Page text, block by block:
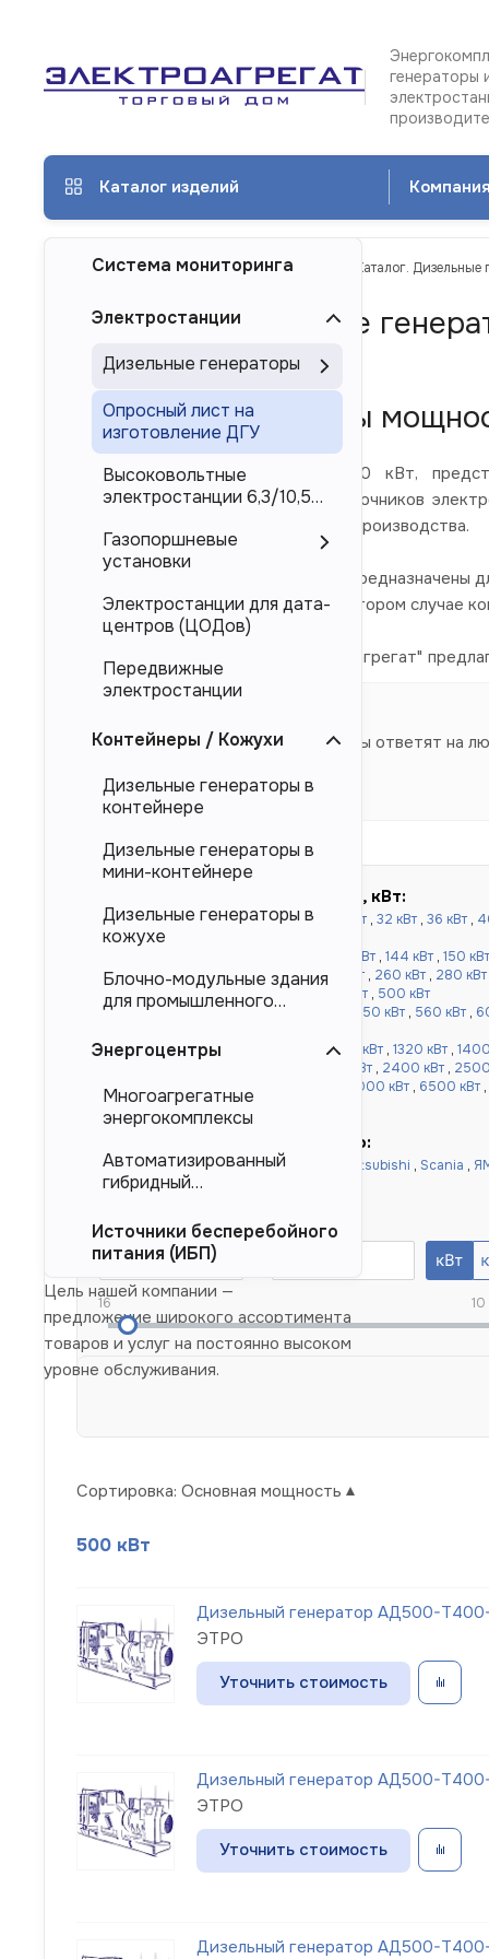
генераторы
Каталог изделий
ТД Электроагрегат Каталог изделий Каталог.
Каталог. Дизельные
Красноярске
Дизель-генераторы
Дизельные электростанции 500 кВт,
электроснабжения в качестве источников
Doosan, Deutz, так и и китайского производства.
Представленные в каталоге ДЭС предназначены
магистральных электросетей. Во втором
Компания "Торговый Дом Электроагрегат"
производителя.
Наши специалисты ответят на
Быстрый подбор по мощности, кВт:
до 100 кВт:16 кВт,20 кВт,24 кВт 30 кВт , 32 кВт , 36 кВт ,
кВт,80 кВт
130 кВт , 144 кВт , 150 кВт
кВт,220 кВт,240 кВт,250 кВт,256 кВт , 260 кВт , 280 кВт
кВт,360 кВт,400 кВт,450 кВт 480 кВт , 500 кВт
от 520 до 1000 кВт: 520 кВт, 550 кВт , 560 кВт ,
более 1000 кВт:1100 кВт 1200 кВт , 1320 кВт ,
2200 кВт , 2400 кВт ,
кВт
6000 кВт , 6500 кВт ,
10000 кВт
Быстрый подбор по двигателю:
Doosan,Cummins,Baudouin Mitsubishi , Scania ,
Yuchai,Weichai
Номинальная мощность, кВт
16
Сортировка: Основная мощность
500 кВт
Дизельный генератор АД500-
ЭТРО
Уточнить стоимость
Дизельный генератор АД500-Т400-
ЭТРО
Уточнить стоимость
Дизельный генератор АД500-Т400-
Система мониторинга
Электростанции
Дизельные генераторы
Опросный лист на
изготовление ДГУ
Высоковольтные
электростанции 6,3/10,5
Газопоршневые
установки
Электростанции для дата-
центров (ЦОДов)
Передвижные
электростанции
Контейнеры / Кожухи
Дизельные генераторы в
контейнере
Дизельные генераторы в
мини-контейнере
Дизельные генераторы в
кожухе
Блочно-модульные здания
для промышленного
оборудования (БМЗ)
Энергоцентры
Многоагрегатные
энергокомплексы
Автоматизированный
гибридный
Источники бесперебойного
питания (ИБП)
Цель нашей компании —
предложение широкого ассортимента
товаров и услуг на постоянно высоком
уровне обслуживания.